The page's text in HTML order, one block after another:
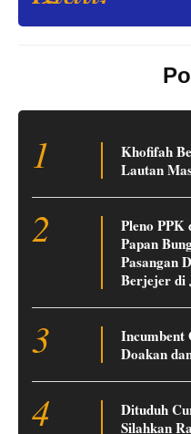
1
Khofifah
Lautan
2
Pleno PPK
Papan
Pasangan
Berjejer di
3
Doakan
4
Dituduh
Silahkan